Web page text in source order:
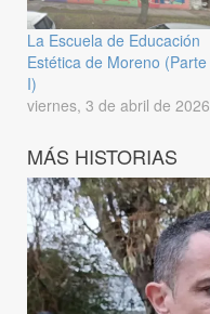
La Escuela de Educación
Estética de Moreno (Parte
I)
viernes, 3 de abril de 2026
MÁS HISTORIAS